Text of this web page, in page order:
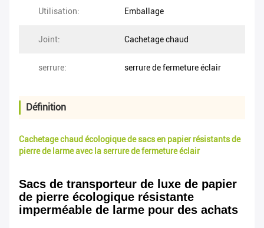
Utilisation: Emballage
Joint: Cachetage chaud
serrure: serrure de fermeture éclair
Définition
Cachetage chaud écologique de sacs en papier résistants de
pierre de larme avec la serrure de fermeture éclair
Sacs de transporteur de luxe de papier
de pierre écologique résistante
imperméable de larme pour des achats